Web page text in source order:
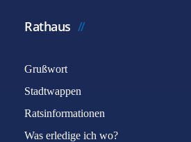
Rathaus
Grußwort
Stadtwappen
Ratsinformationen
Was erledige ich wo?